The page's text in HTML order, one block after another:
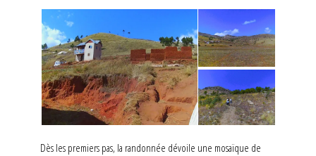
Dès les premiers pas, la randonnée dévoile une mosaïque de